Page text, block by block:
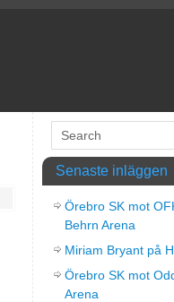
Senaste inläggen
Örebro SK mot
Behrn Arena
Miriam Bryant på
Örebro SK mot
Arena